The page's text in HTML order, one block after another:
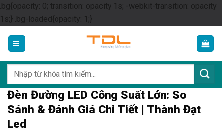
.bg{opacity: 0; transition: opacity 1s; -webkit-transition: opacity
1s;} .bg-loaded{opacity: 1;}Skip
content
kiếm:
Đèn Đường LED Công Suất Lớn: So
Sánh & Đánh Giá Chi Tiết | Thành Đạt
Led